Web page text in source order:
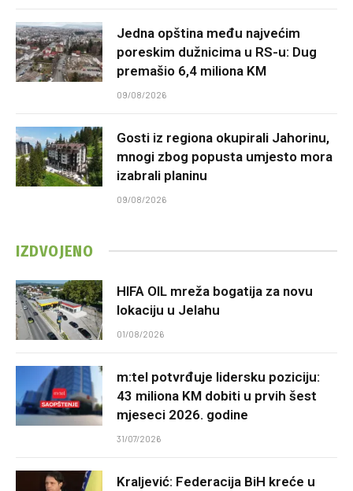
Jedna opština među najvećim
poreskim dužnicima u RS-u: Dug
premašio 6,4 miliona KM
09/08/2026
Gosti iz regiona okupirali Jahorinu,
mnogi zbog popusta umjesto mora
izabrali planinu
09/08/2026
IZDVOJENO
HIFA OIL mreža bogatija za novu
lokaciju u Jelahu
01/08/2026
m:tel potvrđuje lidersku poziciju:
43 miliona KM dobiti u prvih šest
mjeseci 2026. godine
31/07/2026
Kraljević: Federacija BiH kreće u